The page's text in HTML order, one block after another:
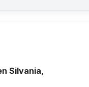
Silvania,